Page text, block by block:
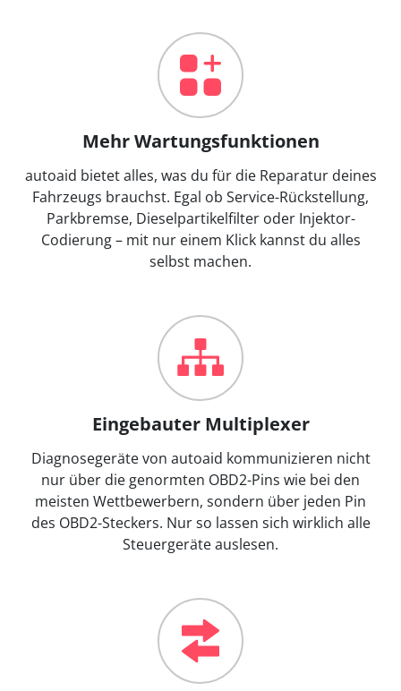
Mehr Wartungsfunktionen
autoaid bietet alles, was du für die Reparatur deines
Fahrzeugs brauchst. Egal ob Service-Rückstellung,
Parkbremse, Dieselpartikelfilter oder Injektor-
Codierung – mit nur einem Klick kannst du alles
selbst machen.
Eingebauter Multiplexer
Diagnosegeräte von autoaid kommunizieren nicht
nur über die genormten OBD2-Pins wie bei den
meisten Wettbewerbern, sondern über jeden Pin
des OBD2-Steckers. Nur so lassen sich wirklich alle
Steuergeräte auslesen.